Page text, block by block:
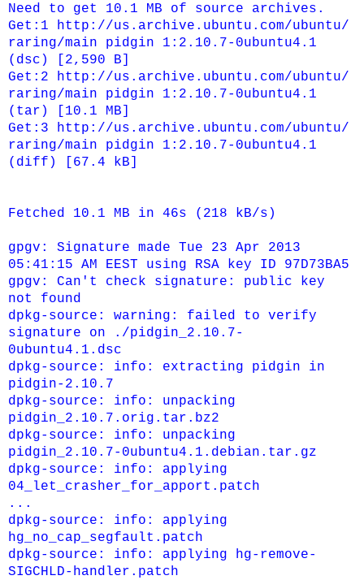
Need to get 10.1 MB of source archives.
Get:1 http://us.archive.ubuntu.com/ubuntu/
raring/main pidgin 1:2.10.7-0ubuntu4.1
(dsc) [2,590 B]
Get:2 http://us.archive.ubuntu.com/ubuntu/
raring/main pidgin 1:2.10.7-0ubuntu4.1
(tar) [10.1 MB]
Get:3 http://us.archive.ubuntu.com/ubuntu/
raring/main pidgin 1:2.10.7-0ubuntu4.1
(diff) [67.4 kB]
Fetched 10.1 MB in 46s (218 kB/s)
gpgv: Signature made Tue 23 Apr 2013
05:41:15 AM EEST using RSA key ID 97D73BA5
gpgv: Can't check signature: public key
not found
dpkg-source: warning: failed to verify
signature on ./pidgin_2.10.7-
0ubuntu4.1.dsc
dpkg-source: info: extracting pidgin in
pidgin-2.10.7
dpkg-source: info: unpacking
pidgin_2.10.7.orig.tar.bz2
dpkg-source: info: unpacking
pidgin_2.10.7-0ubuntu4.1.debian.tar.gz
dpkg-source: info: applying
04_let_crasher_for_apport.patch
...
dpkg-source: info: applying
hg_no_cap_segfault.patch
dpkg-source: info: applying hg-remove-
SIGCHLD-handler.patch